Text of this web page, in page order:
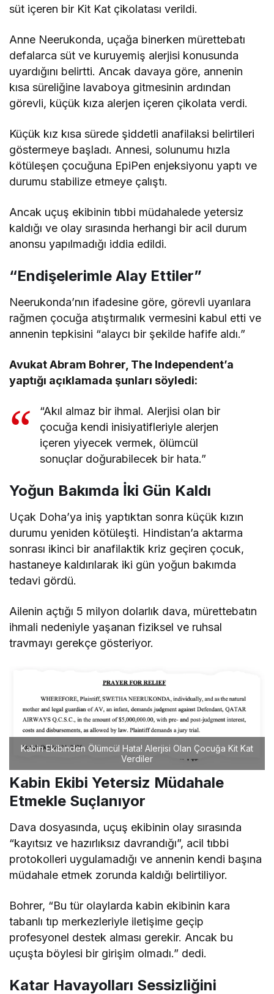
süt içeren bir Kit Kat çikolatası verildi.
Anne Neerukonda, uçağa binerken mürettebatı
defalarca süt ve kuruyemiş alerjisi konusunda
uyardığını belirtti. Ancak davaya göre, annenin
kısa süreliğine lavaboya gitmesinin ardından
görevli, küçük kıza alerjen içeren çikolata verdi.
Küçük kız kısa sürede şiddetli anafilaksi belirtileri
göstermeye başladı. Annesi, solunumu hızla
kötüleşen çocuğuna EpiPen enjeksiyonu yaptı ve
durumu stabilize etmeye çalıştı.
Ancak uçuş ekibinin tıbbi müdahalede yetersiz
kaldığı ve olay sırasında herhangi bir acil durum
anonsu yapılmadığı iddia edildi.
“Endişelerimle Alay Ettiler”
Neerukonda’nın ifadesine göre, görevli uyarılara
rağmen çocuğa atıştırmalık vermesini kabul etti ve
annenin tepkisini “alaycı bir şekilde hafife aldı.”
Avukat Abram Bohrer, The Independent’a
yaptığı açıklamada şunları söyledi:
“Akıl almaz bir ihmal. Alerjisi olan bir
çocuğa kendi inisiyatifleriyle alerjen
içeren yiyecek vermek, ölümcül
sonuçlar doğurabilecek bir hata.”
Yoğun Bakımda İki Gün Kaldı
Uçak Doha’ya iniş yaptıktan sonra küçük kızın
durumu yeniden kötüleşti. Hindistan’a aktarma
sonrası ikinci bir anafilaktik kriz geçiren çocuk,
hastaneye kaldırılarak iki gün yoğun bakımda
tedavi gördü.
Ailenin açtığı 5 milyon dolarlık dava, mürettebatın
ihmali nedeniyle yaşanan fiziksel ve ruhsal
travmayı gerekçe gösteriyor.
Kabin Ekibinden Ölümcül Hata! Alerjisi Olan Çocuğa Kit Kat
Verdiler
Kabin Ekibi Yetersiz Müdahale
Etmekle Suçlanıyor
Dava dosyasında, uçuş ekibinin olay sırasında
“kayıtsız ve hazırlıksız davrandığı”, acil tıbbi
protokolleri uygulamadığı ve annenin kendi başına
müdahale etmek zorunda kaldığı belirtiliyor.
Bohrer, “Bu tür olaylarda kabin ekibinin kara
tabanlı tıp merkezleriyle iletişime geçip
profesyonel destek alması gerekir. Ancak bu
uçuşta böylesi bir girişim olmadı.” dedi.
Katar Havayolları Sessizliğini